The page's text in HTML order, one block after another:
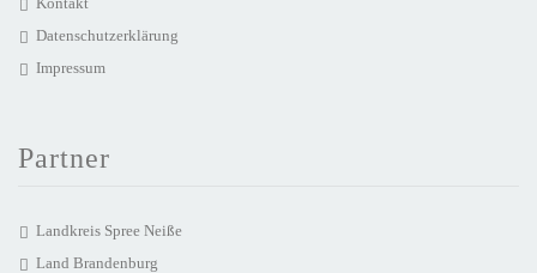
Datenschutzerklärung
Impressum
Partner
Landkreis Spree Neiße
Land Brandenburg